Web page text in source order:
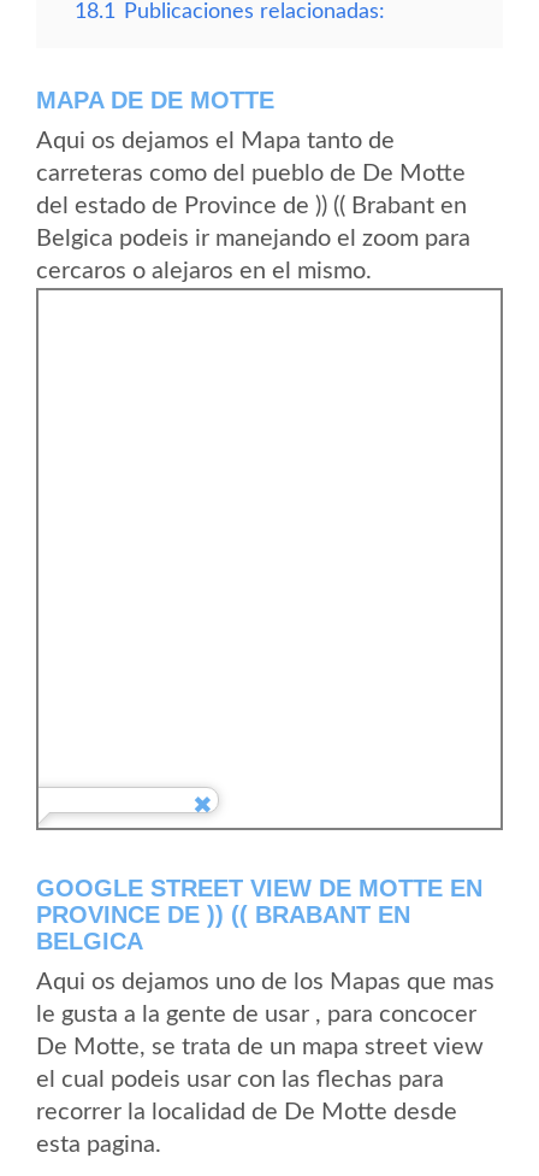
18.1
Publicaciones relacionadas:
MAPA DE DE MOTTE
Aqui os dejamos el Mapa tanto de
carreteras como del pueblo de De Motte
del estado de Province de )) (( Brabant en
Belgica podeis ir manejando el zoom para
cercaros o alejaros en el mismo.
GOOGLE STREET VIEW DE MOTTE EN
PROVINCE DE )) (( BRABANT EN
BELGICA
Aqui os dejamos uno de los Mapas que mas
le gusta a la gente de usar , para concocer
De Motte, se trata de un mapa street view
el cual podeis usar con las flechas para
recorrer la localidad de De Motte desde
esta pagina.